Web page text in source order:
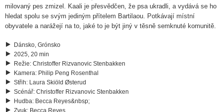
milovaný pes zmizel. Kaali je přesvědčen, že psa ukradli, a vydává se ho
hledat spolu se svým jediným přítelem Bartilaou. Potkávají místní
obyvatele a narážejí na to, jaké to je být jiný v těsně semknuté komunitě.
Dánsko, Grónsko
2025, 20 min
Režie: Christoffer Rizvanovic Stenbakken
Kamera: Philip Peng Rosenthal
Střih: Laura Skiöld Østerud
Scénář: Christoffer Rizvanovic Stenbakken
Hudba: Becca Reyes&nbsp;